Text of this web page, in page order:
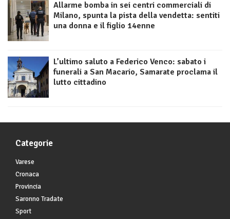
Allarme bomba in sei centri commerciali di
Milano, spunta la pista della vendetta: sentiti
una donna e il figlio 14enne
L’ultimo saluto a Federico Venco: sabato i
funerali a San Macario, Samarate proclama il
lutto cittadino
Categorie
Varese
Cronaca
Provincia
Saronno Tradate
Sport